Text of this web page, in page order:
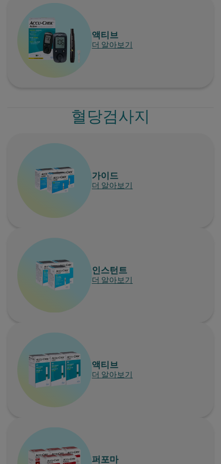
액티브
더 알아보기
혈당검사지
가이드
더 알아보기
인스턴트
더 알아보기
액티브
더 알아보기
퍼포마